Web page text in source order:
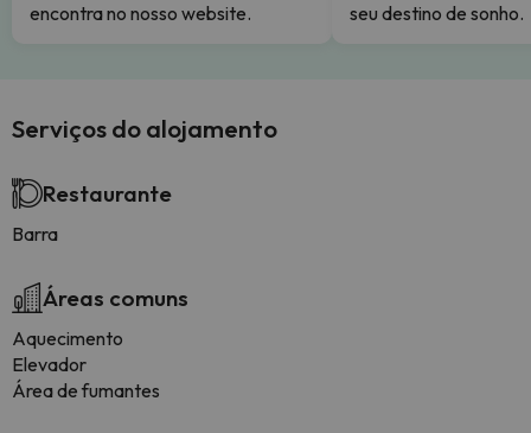
encontra no nosso website.
seu destino de sonho.
Serviços do alojamento
Restaurante
Barra
Áreas comuns
Aquecimento
Elevador
Área de fumantes